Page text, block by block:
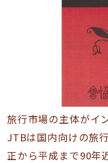
旅行市場の主体がイ
JTBは国内向けの旅
正から平成まで90年